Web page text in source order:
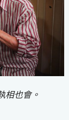
相也會。